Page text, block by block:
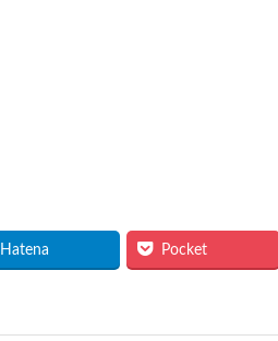
Hatena Pocket